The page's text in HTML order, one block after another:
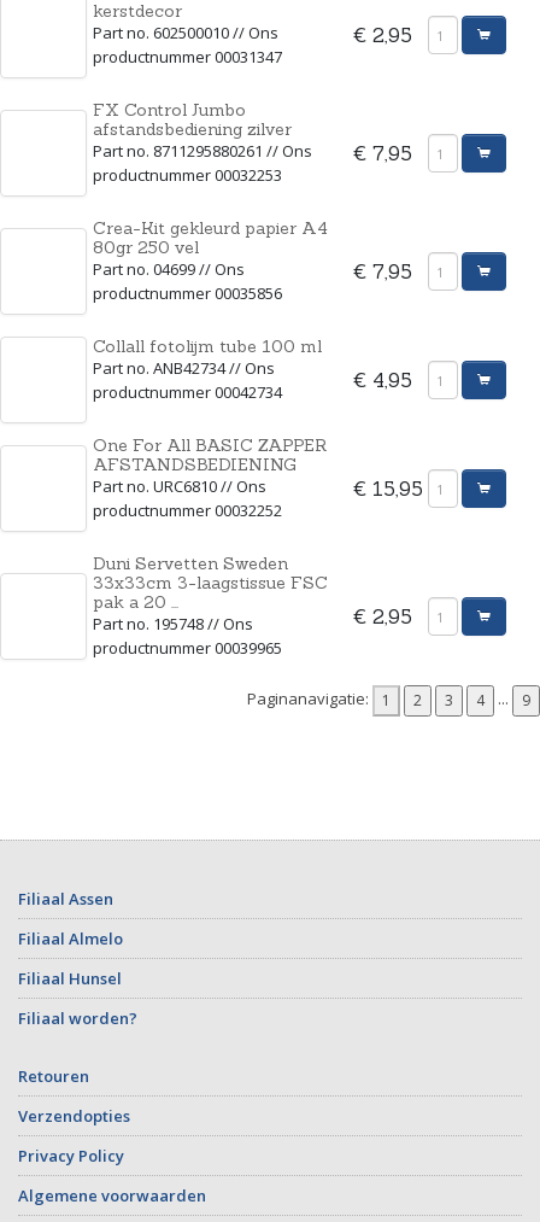
kerstdecor
Part no. 602500010 // Ons
productnummer 00031347
€ 2,95
FX Control Jumbo
afstandsbediening zilver
Part no. 8711295880261 // Ons
productnummer 00032253
€ 7,95
Crea-Kit gekleurd papier A4
80gr 250 vel
Part no. 04699 // Ons
productnummer 00035856
€ 7,95
Collall fotolijm tube 100 ml
Part no. ANB42734 // Ons
productnummer 00042734
€ 4,95
One For All BASIC ZAPPER
AFSTANDSBEDIENING
Part no. URC6810 // Ons
productnummer 00032252
€ 15,95
Duni Servetten Sweden
33x33cm 3-laagstissue FSC
pak a 20 ...
Part no. 195748 // Ons
productnummer 00039965
€ 2,95
Paginanavigatie: ...
Filiaal Assen
Filiaal Almelo
Filiaal Hunsel
Filiaal worden?
Retouren
Verzendopties
Privacy Policy
Algemene voorwaarden